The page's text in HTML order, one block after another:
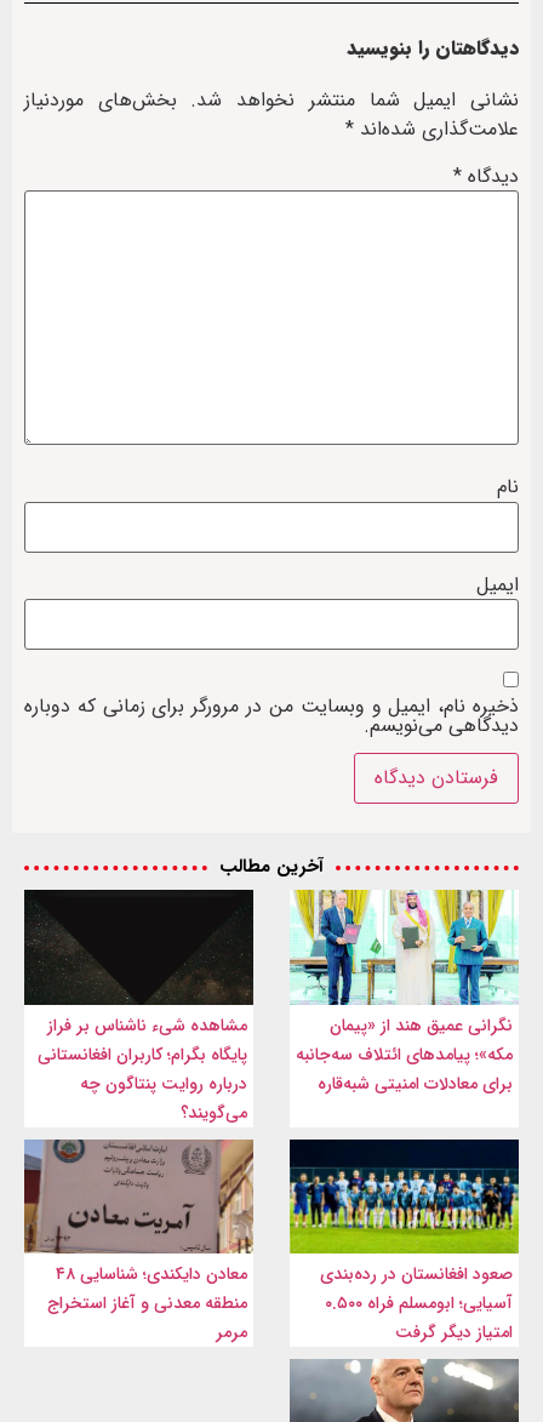
دیدگاهتان را بنویسید
نشانی ایمیل شما منتشر نخواهد شد. بخش‌های موردنیاز
علامت‌گذاری شده‌اند *
دیدگاه *
نام
ایمیل
ذخیره نام، ایمیل و وبسایت من در مرورگر برای زمانی که دوباره
دیدگاهی می‌نویسم.
آخرین مطالب
نگرانی عمیق هند از «پیمان
مکه»؛ پیامدهای ائتلاف سه‌جانبه
برای معادلات امنیتی شبه‌قاره
مشاهده شیء ناشناس بر فراز
پایگاه بگرام؛ کاربران افغانستانی
درباره روایت پنتاگون چه
می‌گویند؟
صعود افغانستان در رده‌بندی
آسیایی؛ ابومسلم فراه ۰.۵۰۰
امتیاز دیگر گرفت
معادن دایکندی؛ شناسایی ۴۸
منطقه معدنی و آغاز استخراج
مرمر